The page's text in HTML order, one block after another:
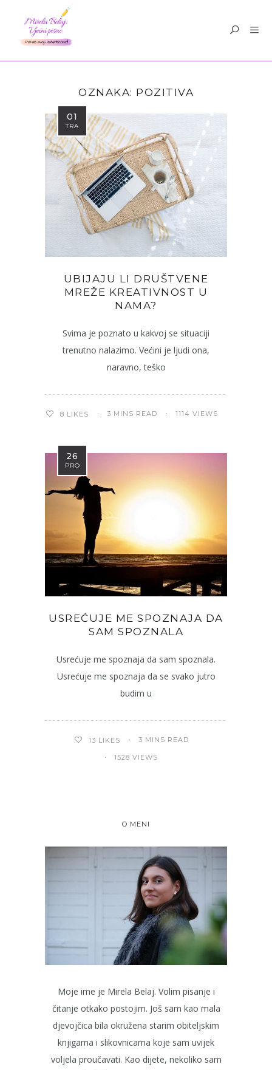
OZNAKA: POZITIVA
01
TRA
UBIJAJU LI DRUŠTVENE
MREŽE KREATIVNOST U
NAMA?
Svima je poznato u kakvoj se situaciji
trenutno nalazimo. Većini je ljudi ona,
naravno, teško
8 LIKES 3 MINS READ 1114 VIEWS
26
PRO
USREĆUJE ME SPOZNAJA DA
SAM SPOZNALA
Usrećuje me spoznaja da sam spoznala.
Usrećuje me spoznaja da se svako jutro
budim u
13 LIKES 3 MINS READ
1528 VIEWS
O MENI
Moje ime je Mirela Belaj. Volim pisanje i
čitanje otkako postojim. Još sam kao mala
djevojčica bila okružena starim obiteljskim
knjigama i slikovnicama koje sam uvijek
voljela proučavati. Kao dijete, nekoliko sam